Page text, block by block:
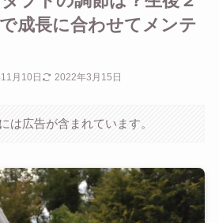
成長に合わせてメンテ
月10日 2022年3月15日
は広告が含まれています。